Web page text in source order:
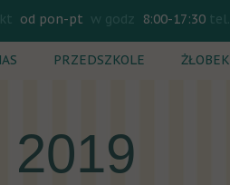
PRZEDSZKOLE
Zajęcia dodatkowe
Rekrutacja
ŻŁOBEK
od pon-pt w godz 8:00-17:30 tel.